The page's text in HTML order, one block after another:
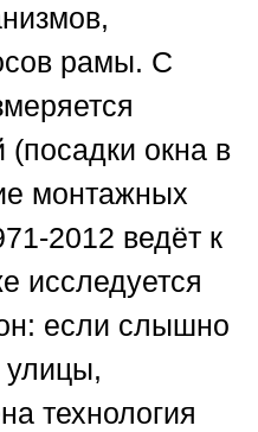
рамы. С
(посадки окна в
монтажных
2012 ведёт к
исследуется
если слышно
технология